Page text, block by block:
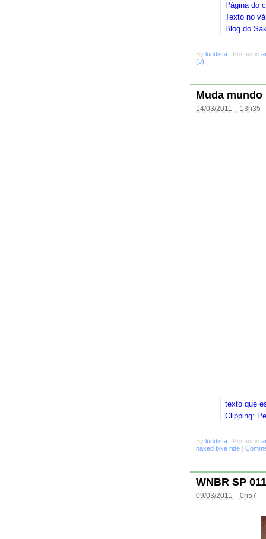
Página do
Texto no
Blog do
By luddista Posted in
(3)
Muda mundo
14/03/2011 – 13h35
texto que
Clipping:
By luddista | Posted in
naked bike ride |
WNBR SP 011
09/03/2011 – 0h57